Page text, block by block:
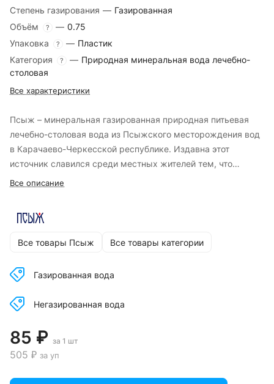
Степень газирования — Газированная
Объём
? — 0.75
Упаковка
? — Пластик
Категория
? — Природная минеральная вода лечебно-
столовая
Все характеристики
Псыж – минеральная газированная природная питьевая
лечебно-столовая вода из Псыжского месторождения вод
в Карачаево-Черкесской республике. Издавна этот
источник славился среди местных жителей тем, что
увеличивает силу и выносливость.
Все описание
Все товары Псыж Все товары категории
Газированная вода
Негазированная вода
85 ₽ за 1 шт
505 ₽ за уп